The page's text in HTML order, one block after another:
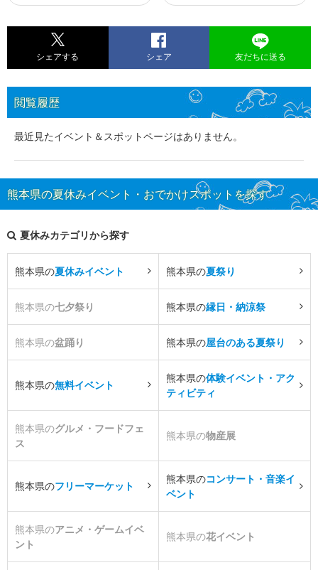
シェアする シェア 友だちに送る
閲覧履歴
最近見たイベント＆スポットページはありません。
熊本県の夏休みイベント・おでかけスポットを探す
夏休みカテゴリから探す
熊本県の夏休みイベント 熊本県の夏祭り
熊本県の七夕祭り 熊本県の縁日・納涼祭
熊本県の盆踊り 熊本県の屋台のある夏祭り
熊本県の無料イベント
熊本県の体験イベント・アク
ティビティ
熊本県のグルメ・フードフェ
ス
熊本県の物産展
熊本県のフリーマーケット
熊本県のコンサート・音楽イ
ベント
熊本県のアニメ・ゲームイベ
ント
熊本県の花イベント